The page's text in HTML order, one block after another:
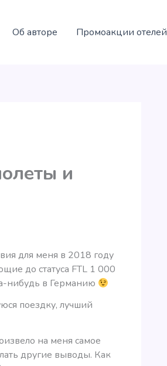
Об авторе Промоакции отелей
и
для меня в 2018 году
до статуса FTL 1 000
нибудь в Германию
поездку, лучший
на меня самое
другие выводы. Как